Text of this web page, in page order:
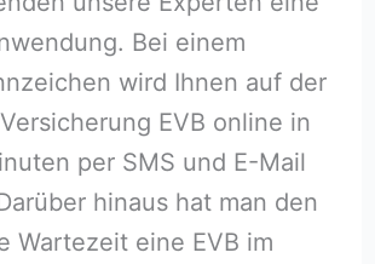
Bei einem
wird Ihnen auf der
EVB online in
per SMS und E-Mail
hinaus hat man den
Wartezeit eine EVB im